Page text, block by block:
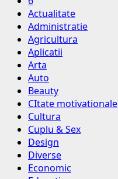
Actualitate
Administratie
Agricultura
Aplicatii
Arta
Auto
Beauty
CItate motivationale
Cultura
Cuplu & Sex
Design
Diverse
Economic